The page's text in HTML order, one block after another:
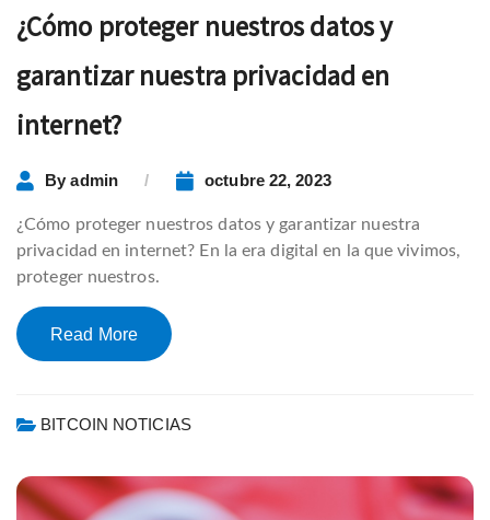
¿Cómo proteger nuestros datos y
garantizar nuestra privacidad en
internet?
Byadmin octubre 22, 2023
¿Cómo proteger nuestros datos y garantizar nuestra
privacidad en internet? En la era digital en la que vivimos,
proteger nuestros.
Read More
BITCOIN NOTICIAS